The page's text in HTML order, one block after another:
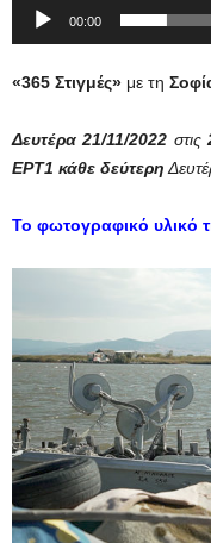
00:00
«365 Στιγμές» με τη
Δευτέρα 21/11/2022 στις
ΕΡΤ1 κάθε δεύτερη
Το φωτογραφικό υλικό